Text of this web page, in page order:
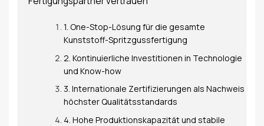
1. One-Stop-Lösung für die gesamte
Kunststoff-Spritzgussfertigung
2. Kontinuierliche Investitionen in Technologie
und Know-how
3. Internationale Zertifizierungen als Nachweis
höchster Qualitätsstandards
4. Hohe Produktionskapazität und stabile